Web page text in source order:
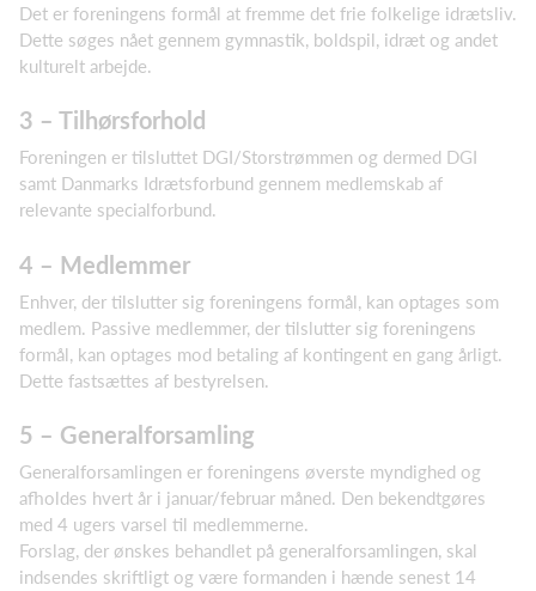
Det er foreningens formål at fremme det frie folkelige idrætsliv.
Dette søges nået gennem gymnastik, boldspil, idræt og andet
kulturelt arbejde.
3 – Tilhørsforhold
Foreningen er tilsluttet DGI/Storstrømmen og dermed DGI
samt Danmarks Idrætsforbund gennem medlemskab af
relevante specialforbund.
4 – Medlemmer
Enhver, der tilslutter sig foreningens formål, kan optages som
medlem. Passive medlemmer, der tilslutter sig foreningens
formål, kan optages mod betaling af kontingent en gang årligt.
Dette fastsættes af bestyrelsen.
5 – Generalforsamling
Generalforsamlingen er foreningens øverste myndighed og
afholdes hvert år i januar/februar måned. Den bekendtgøres
med 4 ugers varsel til medlemmerne.
Forslag, der ønskes behandlet på generalforsamlingen, skal
indsendes skriftligt og være formanden i hænde senest 14